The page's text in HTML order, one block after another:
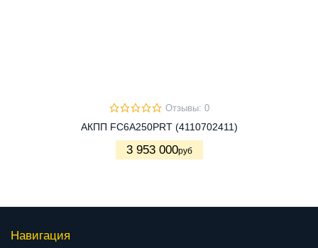
Отзывы: 0
АКПП FC6A250PRT (4110702411)
3 953 000руб
Навигация